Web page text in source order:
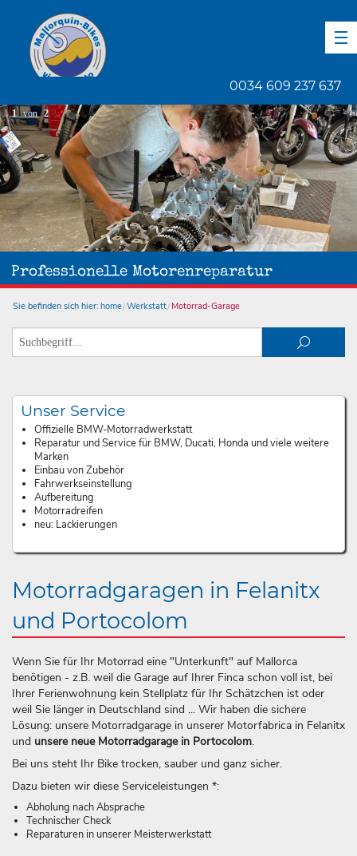
0034 609 237 637
Professionelle Motorenreparatur
1 von 2
Sie befinden sich hier: home Werkstatt Motorrad-Garage
Unser Service
Offizielle BMW-Motorradwerkstatt
Reparatur und Service für BMW, Ducati, Honda und viele weitere
Marken
Einbau von Zubehör
Fahrwerkseinstellung
Aufbereitung
Motorradreifen
neu: Lackierungen
Motorradgaragen in Felanitx
und Portocolom
Wenn Sie für Ihr Motorrad eine "Unterkunft" auf Mallorca
benötigen - z.B. weil die Garage auf Ihrer Finca schon voll ist, bei
Ihrer Ferienwohnung kein Stellplatz für Ihr Schätzchen ist oder
weil Sie länger in Deutschland sind ... Wir haben die sichere
Lösung: unsere Motorradgarage in unserer Motorfabrica in Felanitx
und unsere neue Motorradgarage in Portocolom.
Bei uns steht Ihr Bike trocken, sauber und ganz sicher.
Dazu bieten wir diese Serviceleistungen *:
Abholung nach Absprache
Technischer Check
Reparaturen in unserer Meisterwerkstatt